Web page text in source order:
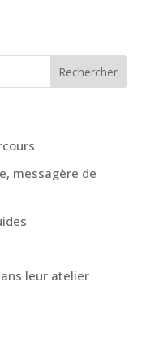
messagère de
leur atelier